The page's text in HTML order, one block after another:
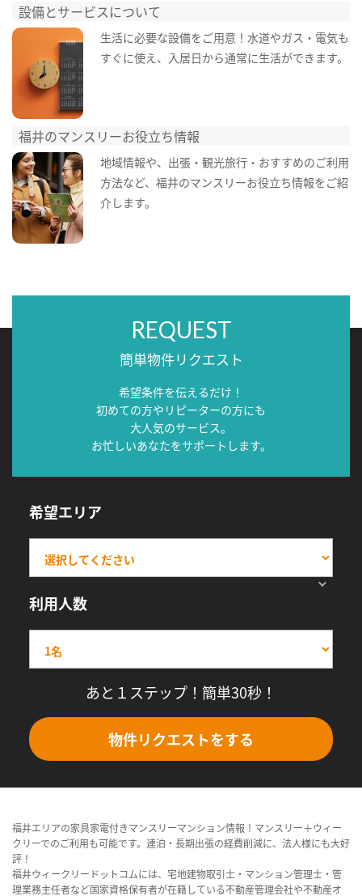
設備とサービスについて
生活に必要な設備をご用意！水道やガス・電気も
すぐに使え、入居日から通常に生活ができます。
福井のマンスリーお役立ち情報
地域情報や、出張・観光旅行・おすすめのご利用
方法など、福井のマンスリーお役立ち情報をご紹
介します。
REQUEST
簡単物件リクエスト
希望条件を伝えるだけ！
初めての方やリピーターの方にも
大人気のサービス。
お忙しいあなたをサポートします。
希望エリア
利用人数
あと１ステップ！簡単30秒！
物件リクエストをする
福井エリアの家具家電付きマンスリーマンション情報！マンスリー＋ウィー
クリーでのご利用も可能です。連泊・長期出張の経費削減に、法人様にも大好
評！
福井ウィークリードットコムには、宅地建物取引士・マンション管理士・管
理業務主任者など国家資格保有者が在籍している不動産管理会社や不動産オ